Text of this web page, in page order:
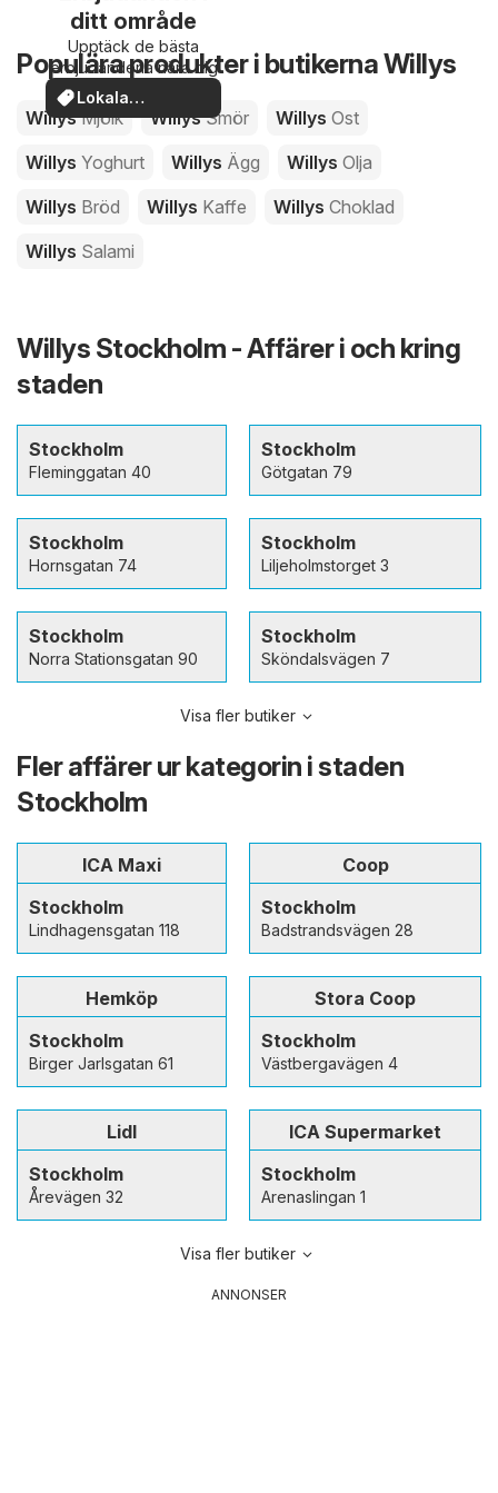
ditt område
Upptäck de bästa
erbjudandena nära dig
Lokala
erbjudanden
Populära produkter i butikerna Willys
WillysMjölk WillysSmör Willys Ost
Willys Yoghurt Willys Ägg Willys Olja
Willys Bröd Willys Kaffe Willys Choklad
Willys Salami
Willys Stockholm - Affärer i och kring
staden
Stockholm
Fleminggatan 40
Stockholm
Götgatan 79
Stockholm
Hornsgatan 74
Stockholm
Liljeholmstorget 3
Stockholm
Norra Stationsgatan 90
Stockholm
Sköndalsvägen 7
Visa fler butiker
Fler affärer ur kategorin i staden
Stockholm
ICA Maxi
Stockholm
Lindhagensgatan 118
Coop
Stockholm
Badstrandsvägen 28
Hemköp
Stockholm
Birger Jarlsgatan 61
Stora Coop
Stockholm
Västbergavägen 4
Lidl
Stockholm
Årevägen 32
ICA Supermarket
Stockholm
Arenaslingan 1
Visa fler butiker
ANNONSER